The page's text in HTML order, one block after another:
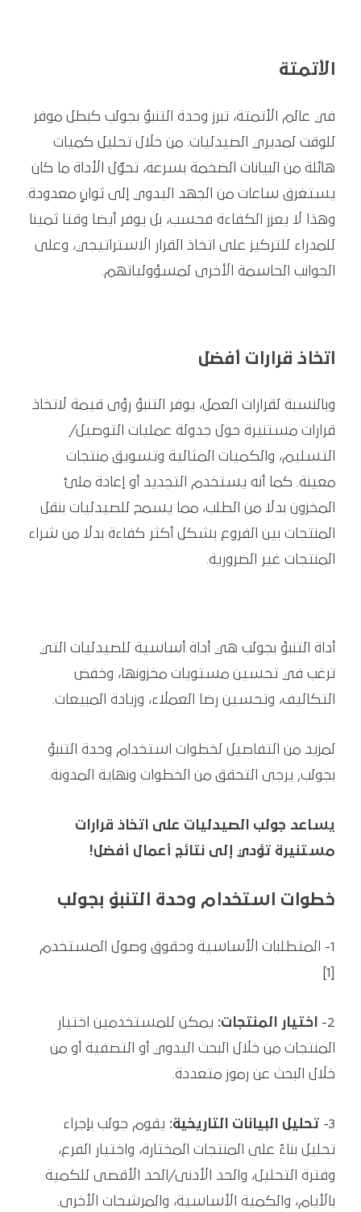
الأتمتة
في عالم الأتمتة، تبرز وحدة التنبؤ بجولب كبطل موفر
للوقت لمديري الصيدليات. من خلال تحليل كميات
هائلة من البيانات الضخمة بسرعة، تحوّل الأداة ما كان
يستغرق ساعات من الجهد اليدوي إلى ثوانٍ معدودة.
وهذا لا يعزز الكفاءة فحسب، بل يوفر أيضا وقتا ثمينا
للمدراء للتركيز على اتخاذ القرار الاستراتيجي، وعلى
الجوانب الحاسمة الأخرى لمسؤولياتهم.
اتخاذ قرارات أفضل
وبالنسبة لقرارات العمل، يوفر التنبؤ رؤى قيمة لاتخاذ
قرارات مستنيرة حول جدولة عمليات التوصيل/
التسليم، والكميات المثالية وتسويق منتجات
معينة. كما أنه يستخدم التجديد أو إعادة ملئ
المخزون بدلا من الطلب، مما يسمح للصيدليات بنقل
المنتجات بين الفروع بشكل أكثر كفاءة بدلا من شراء
المنتجات غير الضرورية.
أداة التنبؤ بجولب هي أداة أساسية للصيدليات التي
ترغب في تحسين مستويات مخزونها، وخفض
التكاليف، وتحسين رضا العملاء، وزيادة المبيعات.
لمزيد من التفاصيل لخطوات استخدام وحدة التنبؤ
بجولب, يرجى التحقق من الخطوات ونهاية المدونة.
يساعد جولب الصيدليات على اتخاذ قرارات
مستنيرة تؤدي إلى نتائج أعمال أفضل!
خطوات استخدام وحدة التنبؤ بجولب
1- المتطلبات الأساسية وحقوق وصول المستخدم
2- اختيار المنتجات: يمكن للمستخدمين اختيار
المنتجات من خلال البحث اليدوي أو التصفية أو من
خلال البحث عن رموز متعددة.
3- تحليل البيانات التاريخية: يقوم جولب بإجراء
تحليل بناءً على المنتجات المختارة، واختيار الفرع،
وفترة التحليل، والحد الأدنى/الحد الأقصى للكمية
بالأيام، والكمية الأساسية، والمرشحات الأخرى.